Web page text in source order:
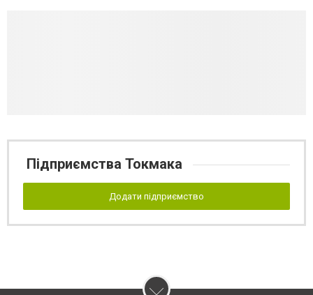
Підприємства Токмака
Додати підприємство